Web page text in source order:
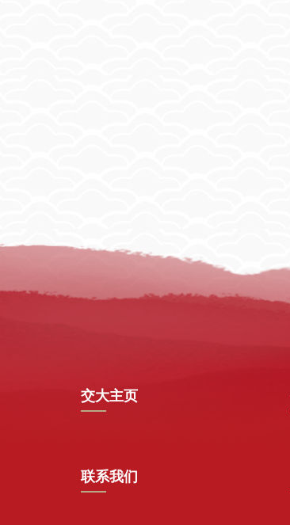
交大主页
联系我们